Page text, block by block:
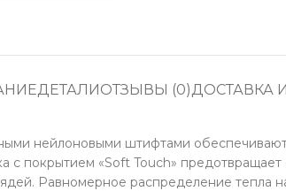
ДЕТАЛИОТЗЫВЫ (0)ДОСТАВКА
нейлоновыми штифтами
с покрытием «Soft Touch»
Равномерное распределение тепла